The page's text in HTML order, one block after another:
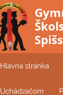
Hlavná stránka
Uchádzačom